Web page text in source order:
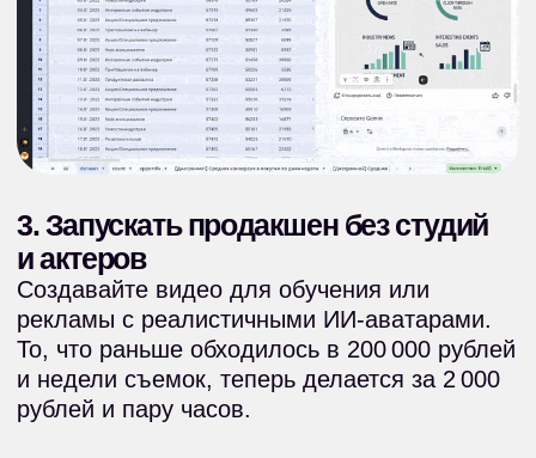
…И десятки других задач под ваш
запрос
сотрудников. Вы приносите свою рутину —
мы показываем, как делегировать её ИИ.